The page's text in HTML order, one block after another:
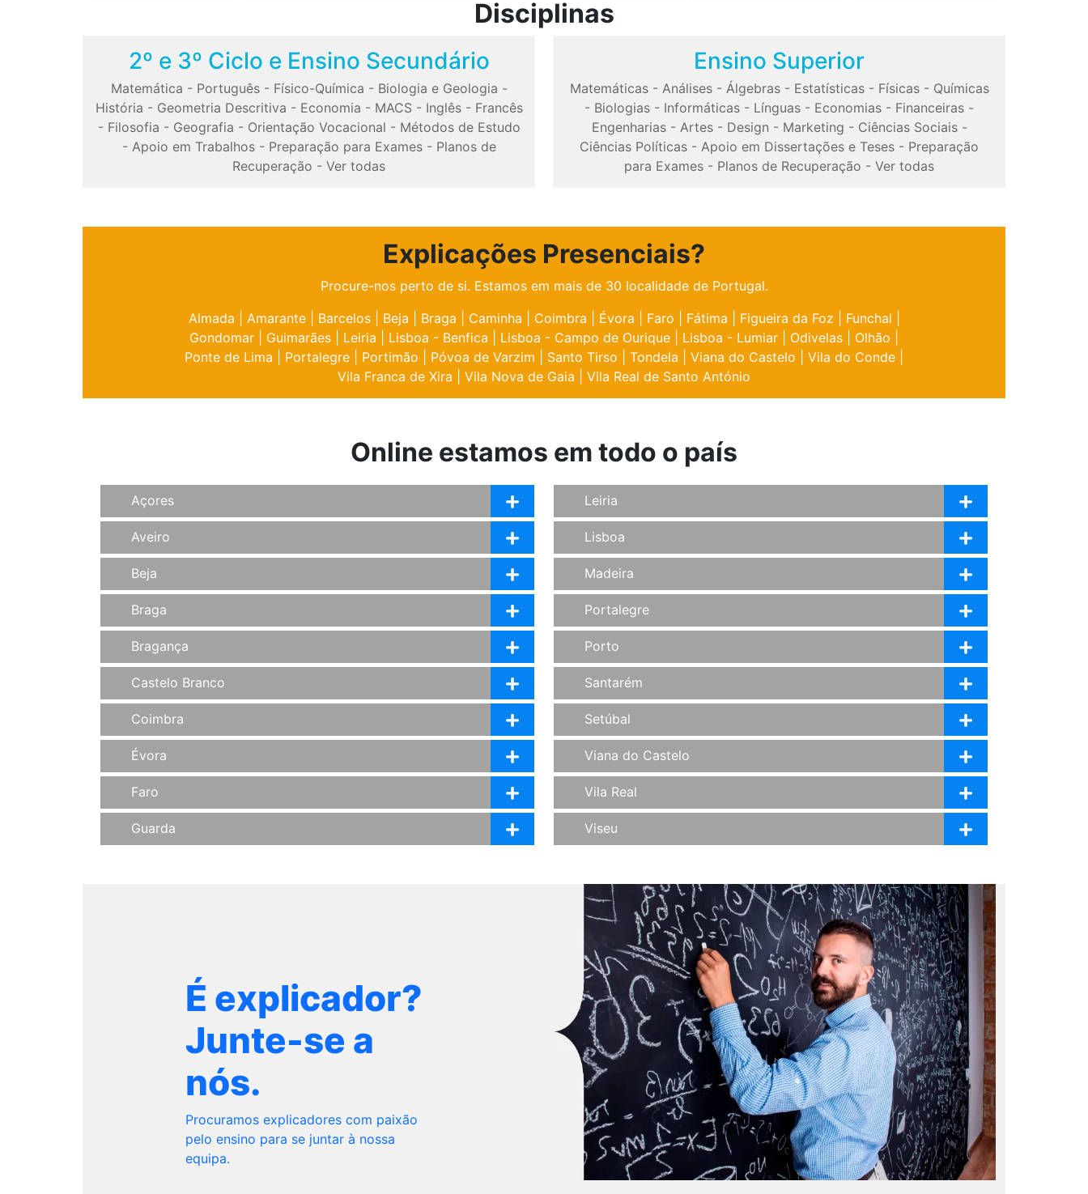
Disciplinas
2º e 3º Ciclo e Ensino Secundário
Matemática - Português- Físico-Química - Biologia e Geologia -
História - Geometria Descritiva - Economia - MACS- Inglês- Francês
- Filosofia - Geografia - Orientação Vocacional - Métodos de Estudo
- Apoio em Trabalhos- Preparação para Exames- Planos de
Recuperação - Ver todas
Ensino Superior
Matemáticas- Análises- Álgebras- Estatísticas- Físicas- Químicas
- Biologias - Informáticas - Línguas - Economias - Financeiras -
Engenharias- Artes- Design - Marketing - Ciências Sociais-
Ciências Políticas - Apoio em Dissertações e Teses - Preparação
para Exames - Planos de Recuperação - Ver todas
Explicações Presenciais?
Procure-nos perto de si. Estamos em mais de 30 localidade de Portugal.
Almada
Amarante Barcelos Beja Braga Caminha Coimbra Évora Faro Fátima Figueira da Foz Funchal
Gondomar
Guimarães Leiria Lisboa - Benfica Lisboa - Campo de Ourique Lisboa - Lumiar Odivelas Olhão
Ponte de Lima
Portalegre Portimão Póvoa de Varzim Santo Tirso Tondela Viana do Castelo Vila do Conde
Vila Franca de Xira
Vila Nova de Gaia Vila Real de Santo António
Online estamos em todo o país
Açores
Aveiro
Beja
Braga
Bragança
Castelo Branco
Coimbra
Évora
Faro
Guarda
Leiria
Lisboa
Madeira
Portalegre
Porto
Santarém
Setúbal
Viana do Castelo
Vila Real
Viseu
É explicador?
Junte-se a
nós.
Procuramos explicadores com paixão
pelo ensino para se juntar à nossa
equipa.